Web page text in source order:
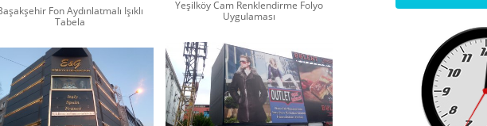
Fon Aydınlatmalı Işıklı
Tabela
Yeşilköy Cam Renklendirme Folyo
Uygulaması